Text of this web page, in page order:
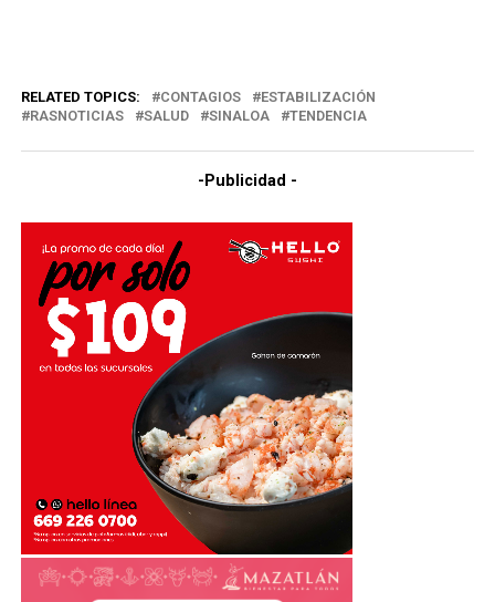
RELATED TOPICS: CONTAGIOS
ESTABILIZACIÓN
RASNOTICIAS
SALUD SINALOA TENDENCIA
-Publicidad -